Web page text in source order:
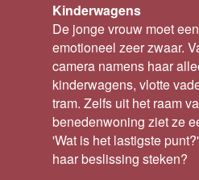
Kinderwagens
De jonge vrouw moet
emotioneel zeer zwaar.
camera namens haar
kinderwagens, vlotte
tram. Zelfs uit het raam
benedenwoning ziet ze
'Wat is het lastigste
haar beslissing steken?